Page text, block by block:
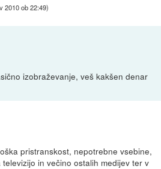
2010 ob 22:49)
izobraževanje, veš kakšen denar
pristranskost, nepotrebne vsebine,
in večino ostalih medijev ter v